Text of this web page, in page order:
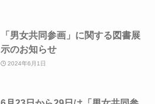
「男女共同参画」に関する図書展
示のお知らせ
2024年6月1日